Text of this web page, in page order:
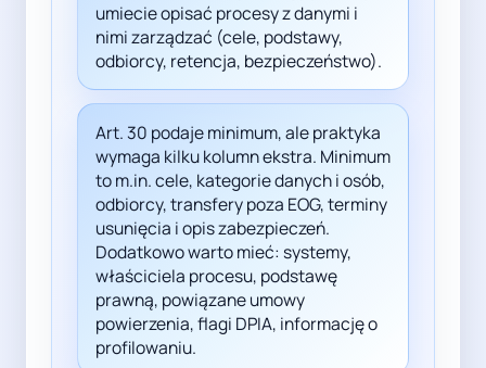
umiecie opisać procesy z danymi i
nimi zarządzać (cele, podstawy,
odbiorcy, retencja, bezpieczeństwo).
Art. 30 podaje minimum, ale praktyka
wymaga kilku kolumn ekstra. Minimum
to m.in. cele, kategorie danych i osób,
odbiorcy, transfery poza EOG, terminy
usunięcia i opis zabezpieczeń.
Dodatkowo warto mieć: systemy,
właściciela procesu, podstawę
prawną, powiązane umowy
powierzenia, flagi DPIA, informację o
profilowaniu.